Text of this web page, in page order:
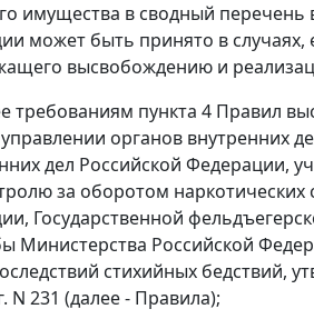
имущества в сводный
может быть принято в
высвобождению и
пункта 4 Правил
органов внутренних
дел Российской Федерации,
за оборотом наркотических
Государственной
Министерства Российской
стихийных бедствий,
N 231 (далее - Правила);